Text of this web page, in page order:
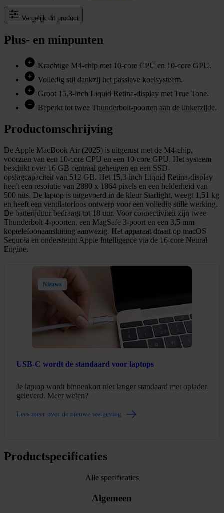
Vergelijk dit product
Plus- en minpunten
Krachtige M4-chip met 10-core CPU en 10-core GPU.
Volledig stil dankzij het passieve koelsysteem.
Groot 15,3-inch Liquid Retina-display met True Tone.
Beperkt tot twee Thunderbolt-poorten aan de linkerzijde.
Productomschrijving
De Apple MacBook Air (2025) is uitgerust met de M4-chip,
voorzien van een 10-core CPU en een 10-core GPU. Het systeem
beschikt over 16 GB centraal geheugen en een SSD-
opslagcapaciteit van 512 GB. Het 15,3-inch Liquid Retina-display
heeft een resolutie van 2880 x 1864 pixels en een helderheid van
500 nits. De laptop is uitgevoerd in de kleur Starlight, weegt 1,51 kg
en heeft een ventilatorloos ontwerp voor een volledig stille werking.
De batterijduur bedraagt tot 18 uur. Voor connectiviteit zijn twee
Thunderbolt 4-poorten, een MagSafe 3-poort en een 3,5 mm
koptelefoonaansluiting aanwezig. Het apparaat draait op macOS
Sequoia en ondersteunt Apple Intelligence via de 16-core Neural
Engine.
Nieuws
USB-C wordt de standaard voor laptops
Je laptop wordt binnenkort niet langer standaard met oplader
geleverd. Meer weten?
Lees meer over de nieuwe wetgeving
Productspecificaties
Alle specificaties
Algemeen